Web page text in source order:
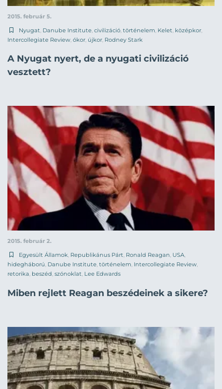
2015. február 5.
Nyugat, Danube Institute, civilizáció, történelem, Kelet, középkor,
Intercollegiate Review, ókor, újkor, Rodney Stark
A Nyugat nyert, de a nyugati civilizáció
vesztett?
2015. február 2.
Egyesült Államok, Republikánus Párt, Ronald Reagan, USA,
hidegháború, Danube Institute, történelem, Intercollegiate Review,
retorika, beszéd, szónoklat, Lee Edwards
Miben rejlett Reagan beszédeinek a sikere?